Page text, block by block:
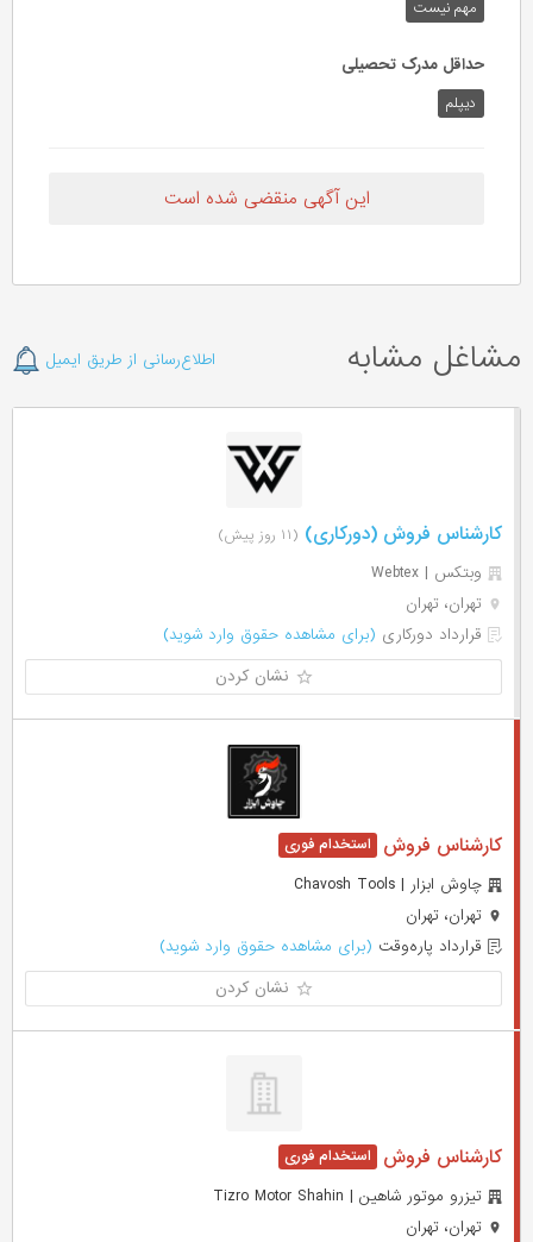
مهم‌ نیست
حداقل مدرک تحصیلی
دیپلم
این آگهی منقضی شده است
مشاغل مشابه اطلاع‌رسانی از طریق ایمیل
کارشناس فروش (دورکاری) (۱۱ روز پیش)
وبتکس | Webtex
تهران، تهران
قرارداد دورکاری (برای مشاهده حقوق وارد شوید)
نشان کردن
کارشناس فروش
چاوش ابزار | Chavosh Tools
تهران، تهران
قرارداد پاره‌وقت (برای مشاهده حقوق وارد شوید)
نشان کردن
کارشناس فروش
تیزرو موتور شاهین | Tizro Motor Shahin
تهران، تهران